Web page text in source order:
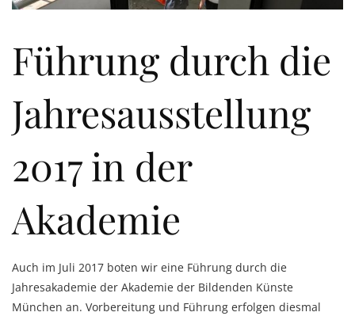
Führung durch die
Jahresausstellung
2017 in der
Akademie
Auch im Juli 2017 boten wir eine Führung durch die
Jahresakademie der Akademie der Bildenden Künste
München an. Vorbereitung und Führung erfolgen diesmal